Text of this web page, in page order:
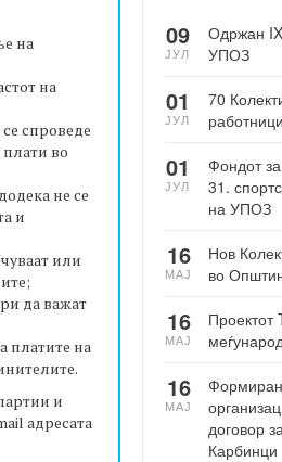
на
на
спроведе
плати во
не се
и
или
да важат
платите на
и
адресата
Одржан
УПОЗ
09
ЈУЛ
70
работници
01
ЈУЛ
Фондот
31.
на УПОЗ
01
ЈУЛ
Нов
во
16
МАЈ
Проектот
16
МАЈ
договор
Карбинци
16
МАЈ